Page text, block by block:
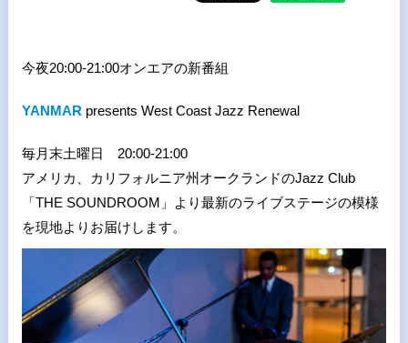
今夜20:00-21:00オンエアの新番組
YANMAR presents West Coast Jazz Renewal
毎月末土曜日 20:00-21:00
アメリカ、カリフォルニア州オークランドのJazz Club
「THE SOUNDROOM」より最新のライブステージの模様
を現地よりお届けします。